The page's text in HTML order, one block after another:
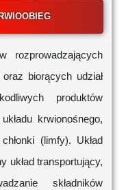
rozprowadzających
biorących udział
produktów
krwionośnego,
(limfy). Układ
układ transportujący,
składników